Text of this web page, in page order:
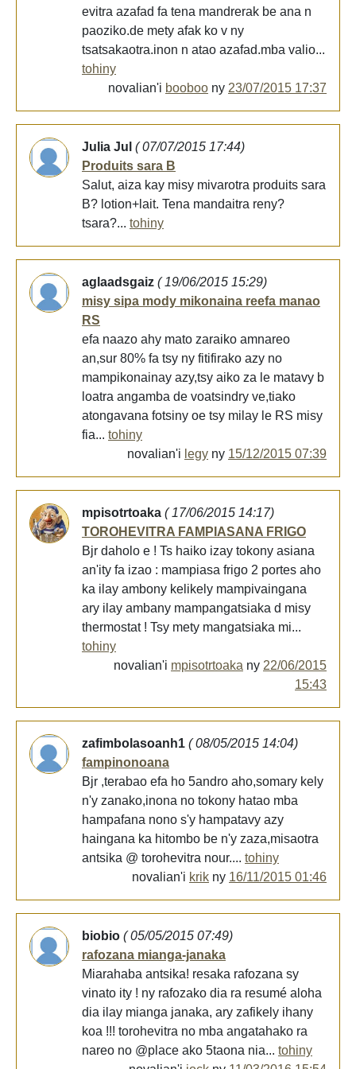
evitra azafad fa tena mandrerak be ana n
paoziko.de mety afak ko v ny
tsatsakaotra.inon n atao azafad.mba valio...
tohiny
novalian'i booboo ny 23/07/2015 17:37
Julia Jul ( 07/07/2015 17:44)
Produits sara B
Salut, aiza kay misy mivarotra produits sara
B? lotion+lait. Tena mandaitra reny?
tsara?... tohiny
aglaadsgaiz ( 19/06/2015 15:29)
misy sipa mody mikonaina reefa manao
RS
efa naazo ahy mato zaraiko amnareo
an,sur 80% fa tsy ny fitifirako azy no
mampikonainay azy,tsy aiko za le matavy b
loatra angamba de voatsindry ve,tiako
atongavana fotsiny oe tsy milay le RS misy
fia... tohiny
novalian'i legy ny 15/12/2015 07:39
mpisotrtoaka ( 17/06/2015 14:17)
TOROHEVITRA FAMPIASANA FRIGO
Bjr daholo e ! Ts haiko izay tokony asiana
an'ity fa izao : mampiasa frigo 2 portes aho
ka ilay ambony kelikely mampivaingana
ary ilay ambany mampangatsiaka d misy
thermostat ! Tsy mety mangatsiaka mi...
tohiny
novalian'i mpisotrtoaka ny 22/06/2015
15:43
zafimbolasoanh1 ( 08/05/2015 14:04)
fampinonoana
Bjr ,terabao efa ho 5andro aho,somary kely
n'y zanako,inona no tokony hatao mba
hampafana nono s'y hampatavy azy
haingana ka hitombo be n'y zaza,misaotra
antsika @ torohevitra nour.... tohiny
novalian'i krik ny 16/11/2015 01:46
biobio ( 05/05/2015 07:49)
rafozana mianga-janaka
Miarahaba antsika! resaka rafozana sy
vinato ity ! ny rafozako dia ra resumé aloha
dia ilay mianga janaka, ary zafikely ihany
koa !!! torohevitra no mba angatahako ra
nareo no @place ako 5taona nia... tohiny